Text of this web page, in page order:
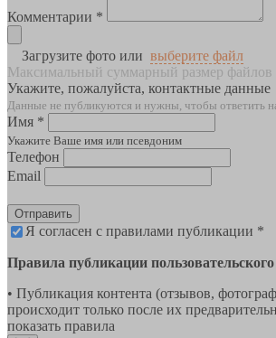
Комментарии *
Загрузите фото или выберите файл
Максимальный суммарный размер файлов
Укажите, пожалуйста, контактные данные
Данные не публикуются и нужны, чтобы ответить
Имя *
Укажите Ваше имя или псевдоним
Телефон
Email
Отправить
Я согласен с правилами публикации *
Правила публикации
• Публикация контента (отзывов,
происходит только после их
показать правила